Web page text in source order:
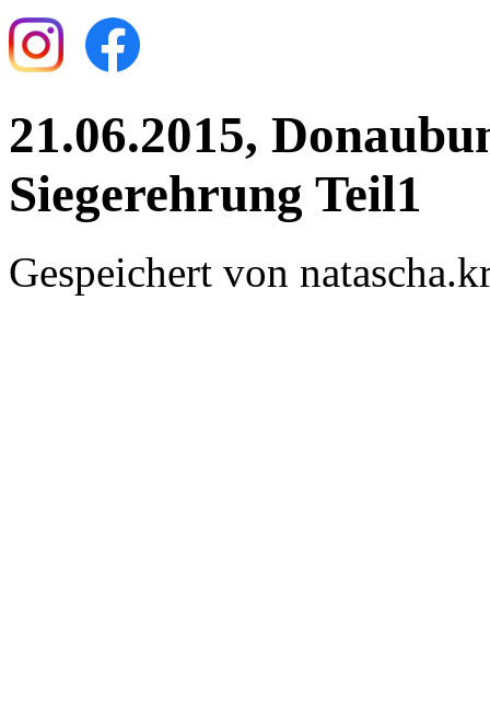
21.06.2015,
Siegerehrung Teil1
Gespeichert von